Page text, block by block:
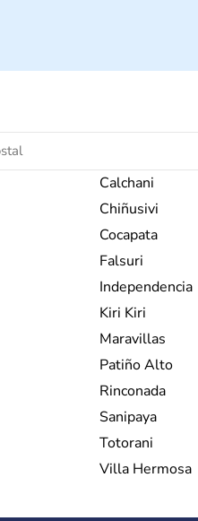
Calchani
Chiñusivi
Cocapata
Falsuri
Independencia
Kiri Kiri
Maravillas
Patiño Alto
Rinconada
Sanipaya
Totorani
Villa Hermosa